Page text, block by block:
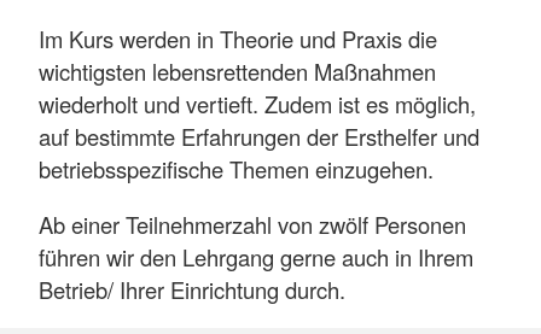
Im Kurs werden in Theorie und Praxis die
wichtigsten lebensrettenden Maßnahmen
wiederholt und vertieft. Zudem ist es möglich,
auf bestimmte Erfahrungen der Ersthelfer und
betriebsspezifische Themen einzugehen.
Ab einer Teilnehmerzahl von zwölf Personen
führen wir den Lehrgang gerne auch in Ihrem
Betrieb/ Ihrer Einrichtung durch.